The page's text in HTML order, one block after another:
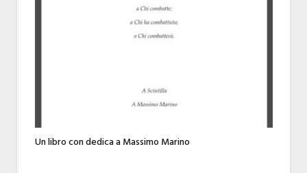
Un libro con dedica a Massimo Marino